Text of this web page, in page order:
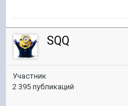
SQQ
Участник
2 395 публикаций